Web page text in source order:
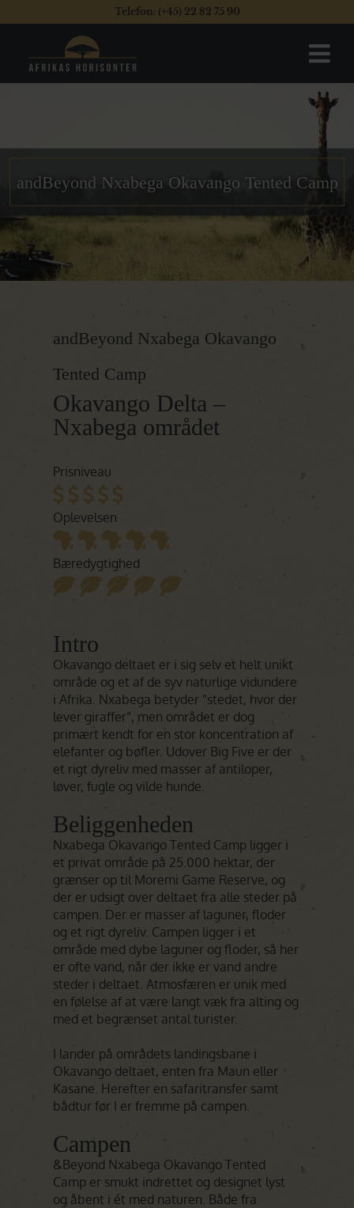
Telefon: (+45) 22 82 75 90
andBeyond Nxabega Okavango Tented Camp
andBeyond Nxabega Okavango
Tented Camp
Okavango Delta –
Nxabega området
Prisniveau
Oplevelsen
Bæredygtighed
Intro
Okavango deltaet er i sig selv et helt unikt
område og et af de syv naturlige vidundere
i Afrika. Nxabega betyder ”stedet, hvor der
lever giraffer”, men området er dog
primært kendt for en stor koncentration af
elefanter og bøfler. Udover Big Five er der
et rigt dyreliv med masser af antiloper,
løver, fugle og vilde hunde.
Beliggenheden
Nxabega Okavango Tented Camp ligger i
et privat område på 25.000 hektar, der
grænser op til Moremi Game Reserve, og
der er udsigt over deltaet fra alle steder på
campen. Der er masser af laguner, floder
og et rigt dyreliv. Campen ligger i et
område med dybe laguner og floder, så her
er ofte vand, når der ikke er vand andre
steder i deltaet. Atmosfæren er unik med
en følelse af at være langt væk fra alting og
med et begrænset antal turister.
I lander på områdets landingsbane i
Okavango deltaet, enten fra Maun eller
Kasane. Herefter en safaritransfer samt
bådtur før I er fremme på campen.
Campen
&Beyond Nxabega Okavango Tented
Camp er smukt indrettet og designet lyst
og åbent i ét med naturen. Både fra